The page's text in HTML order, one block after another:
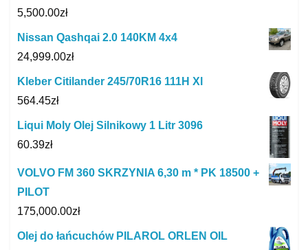
5,500.00zł
Nissan Qashqai 2.0 140KM 4x4
24,999.00zł
Kleber Citilander 245/70R16 111H Xl
564.45zł
Liqui Moly Olej Silnikowy 1 Litr 3096
60.39zł
VOLVO FM 360 SKRZYNIA 6,30 m * PK 18500 +
PILOT
175,000.00zł
Olej do łańcuchów PILAROL ORLEN OIL